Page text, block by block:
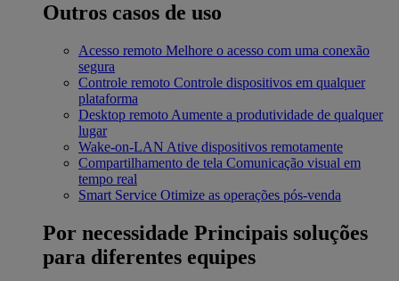
Outros casos de uso
Acesso remoto Melhore o acesso com uma conexão
segura
Controle remoto Controle dispositivos em qualquer
plataforma
Desktop remoto Aumente a produtividade de qualquer
lugar
Wake-on-LAN Ative dispositivos remotamente
Compartilhamento de tela Comunicação visual em
tempo real
Smart Service Otimize as operações pós-venda
Por necessidade Principais soluções
para diferentes equipes